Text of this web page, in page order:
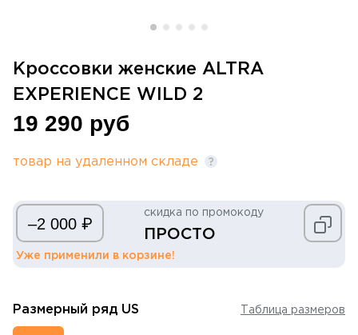
Кроссовки женские ALTRA
EXPERIENCE WILD 2
19 290 руб
товар на удаленном складе
–2 000 ₽
скидка по промокоду
ПРОСТО
Уже применили в корзине!
Размерный ряд US Таблица размеров